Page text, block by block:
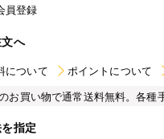
員登録
へ
について ポイントについて
お買い物で通常送料無料。各種
指定